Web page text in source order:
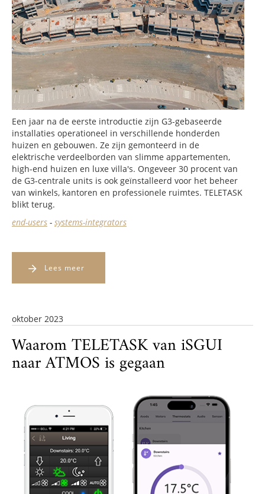
Een jaar na de eerste introductie zijn G3-gebaseerde
installaties operationeel in verschillende honderden
huizen en gebouwen. Ze zijn gemonteerd in de
elektrische verdeelborden van slimme appartementen,
high-end huizen en luxe villa's. Ongeveer 30 procent van
de G3-centrale units is ook geïnstalleerd voor het beheer
van winkels, kantoren en professionele ruimtes. TELETASK
blikt terug.
end-users - systems-integrators
Lees meer
oktober 2023
Waarom TELETASK van iSGUI
naar ATMOS is gegaan